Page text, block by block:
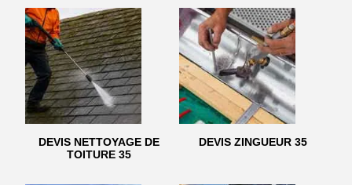
DEVIS NETTOYAGE DE
TOITURE 35
DEVIS ZINGUEUR 35